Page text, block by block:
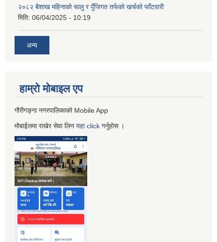
२०८२ बैशाख महिनाको चालु र पुँजिगत तर्फको खर्चको फाँटवारी
मिति: 06/04/2025 - 10:19
अन्य
हाम्रो माेबाइल एप
गौरीगङ्गा नगरपालिकाको Mobile App
मोबाईलमा राखेर सेवा लिन यहाclick गर्नुहाेस ।